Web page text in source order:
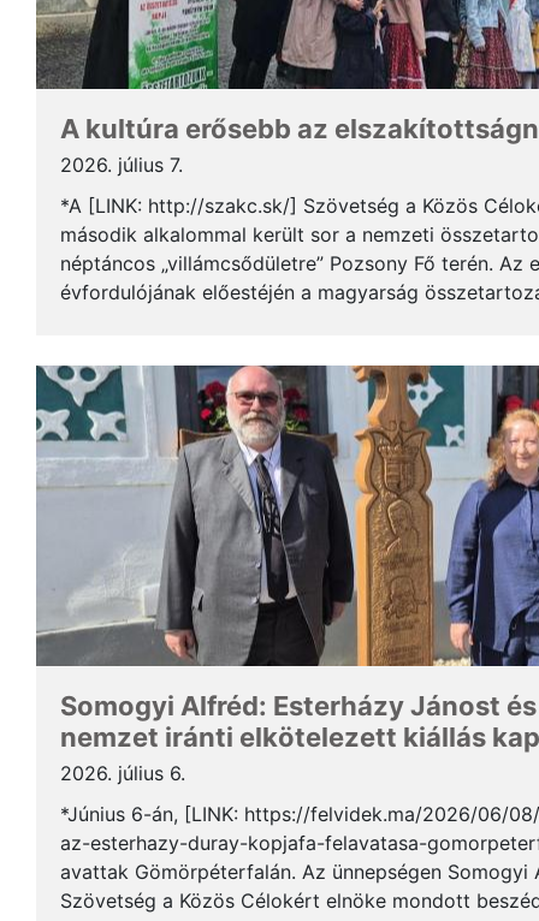
A kultúra erősebb az
2026. július 7.
*A [LINK: http://szakc.sk/] Szövetség a Közös
második alkalommal került sor a nemzeti
néptáncos „villámcsődületre” Pozsony Fő terén. Az
évfordulójának előestéjén a magyarság
Somogyi Alfréd: Esterházy Jánost
nemzet iránti elkötelezett kiállás
2026. július 6.
*Június 6-án, [LINK: https://felvidek.ma/2026/06/
az-esterhazy-duray-kopjafa-felavatasa-
avattak Gömörpéterfalán. Az ünnepségen
Szövetség a Közös Célokért elnöke mondott